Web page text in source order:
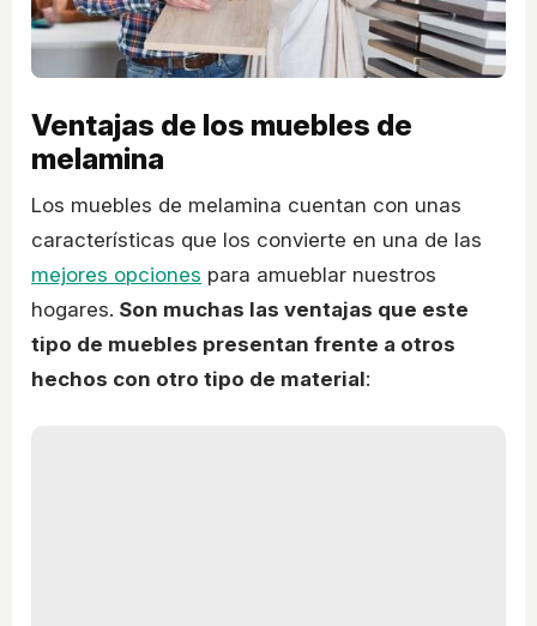
Ventajas de los muebles de
melamina
Los muebles de melamina cuentan con unas
características que los convierte en una de las
mejores opciones para amueblar nuestros
hogares. Son muchas las ventajas que este
tipo de muebles presentan frente a otros
hechos con otro tipo de material: